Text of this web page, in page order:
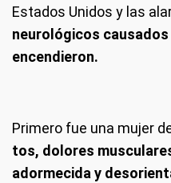
Estados Unidos y las
neurológicos
encendieron.
Primero fue una mujer
tos, dolores
adormecida y